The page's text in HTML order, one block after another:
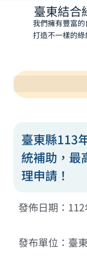
臺東結合
我們擁有豐富
打造不一樣的
臺東縣113
統補助，最
理申請！
發佈日期：
發布單位：臺